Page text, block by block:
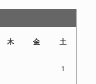
木 金 土
1